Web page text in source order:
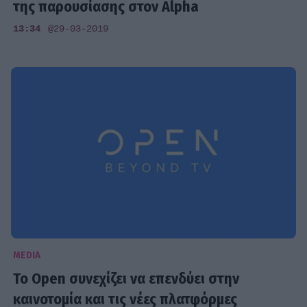
της παρουσίασης στον Alpha
13:34 @29-03-2019
MEDIA
To Open συνεχίζει να επενδύει στην
καινοτομία και τις νέες πλατφόρμες